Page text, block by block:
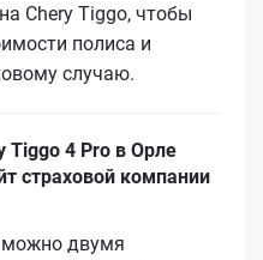
Chery Tiggo, чтобы
полиса и
случаю.
4 Pro в Орле
страховой компании
двумя